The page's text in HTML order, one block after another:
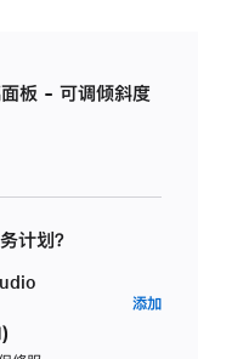
板 - 可调倾斜度
计划？
添加